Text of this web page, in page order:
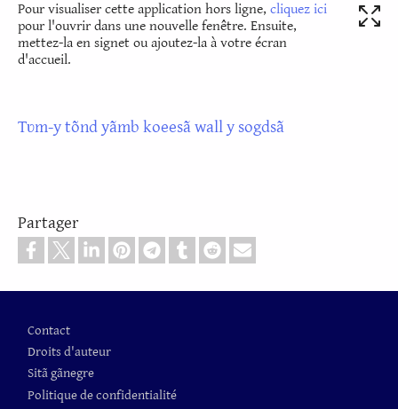
Pour visualiser cette application hors ligne, cliquez ici
pour l'ouvrir dans une nouvelle fenêtre. Ensuite,
mettez-la en signet ou ajoutez-la à votre écran
d'accueil.
Tʋm-y tõnd yãmb koeesã wall y sogdsã
Partager
Contact
Droits d'auteur
Sitã gãnegre
Politique de confidentialité